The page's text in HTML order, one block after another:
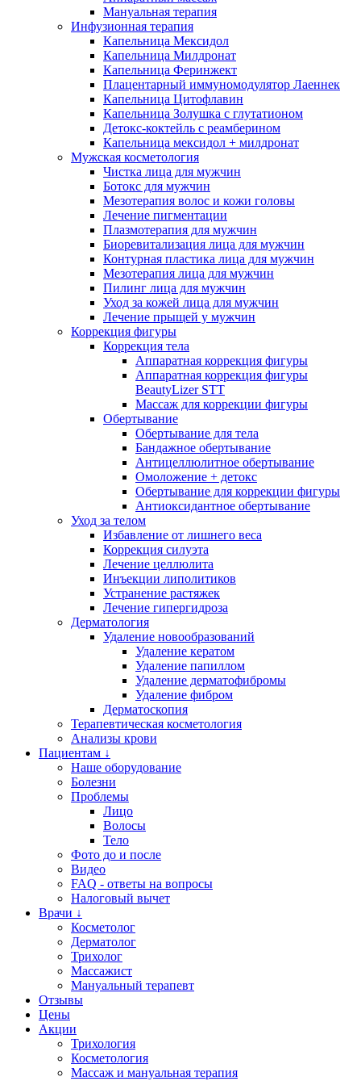
Мануальная терапия
Инфузионная терапия
Капельница Мексидол
Капельница Милдронат
Капельница Феринжект
Плацентарный иммуномодулятор Лаеннек
Капельница Цитофлавин
Капельница Золушка с глутатионом
Детокс-коктейль с реамберином
Капельница мексидол + милдронат
Мужская косметология
Чистка лица для мужчин
Ботокс для мужчин
Мезотерапия волос и кожи головы
Лечение пигментации
Плазмотерапия для мужчин
Биоревитализация лица для мужчин
Контурная пластика лица для мужчин
Мезотерапия лица для мужчин
Пилинг лица для мужчин
Уход за кожей лица для мужчин
Лечение прыщей у мужчин
Коррекция фигуры
Коррекция тела
Аппаратная коррекция фигуры
Аппаратная коррекция фигуры
BeautyLizer STT
Массаж для коррекции фигуры
Обертывание
Обертывание для тела
Бандажное обертывание
Антицеллюлитное обертывание
Омоложение + детокс
Обертывание для коррекции фигуры
Антиоксидантное обертывание
Уход за телом
Избавление от лишнего веса
Коррекция силуэта
Лечение целлюлита
Инъекции липолитиков
Устранение растяжек
Лечение гипергидроза
Дерматология
Удаление новообразований
Удаление кератом
Удаление папиллом
Удаление дерматофибромы
Удаление фибром
Дерматоскопия
Терапевтическая косметология
Анализы крови
Пациентам ↓
Наше оборудование
Болезни
Проблемы
Лицо
Волосы
Тело
Фото до и после
Видео
FAQ - ответы на вопросы
Налоговый вычет
Врачи ↓
Косметолог
Дерматолог
Трихолог
Массажист
Мануальный терапевт
Отзывы
Цены
Акции
Трихология
Косметология
Массаж и мануальная терапия